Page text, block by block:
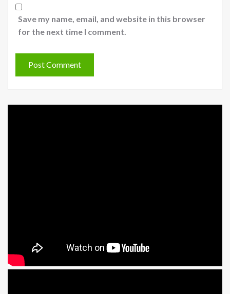
Save my name, email, and website in this browser
for the next time I comment.